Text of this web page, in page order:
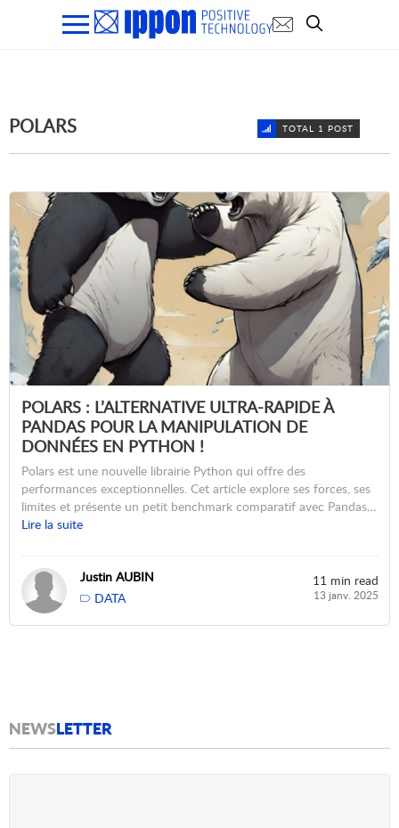
POLARS TOTAL 1 POST
POLARS : L’ALTERNATIVE ULTRA-RAPIDE À
PANDAS POUR LA MANIPULATION DE
DONNÉES EN PYTHON !
Polars est une nouvelle librairie Python qui offre des
performances exceptionnelles. Cet article explore ses forces, ses
limites et présente un petit benchmark comparatif avec Pandas…
Lire la suite
Justin AUBIN
DATA
11 min read
13 janv. 2025
NEWSLETTER